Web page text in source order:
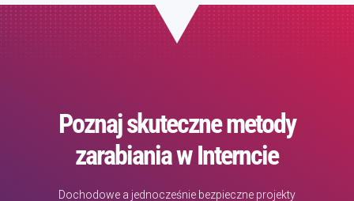
Poznaj skuteczne metody
zarabiania w Interncie
Dochodowe a jednocześnie bezpieczne projekty